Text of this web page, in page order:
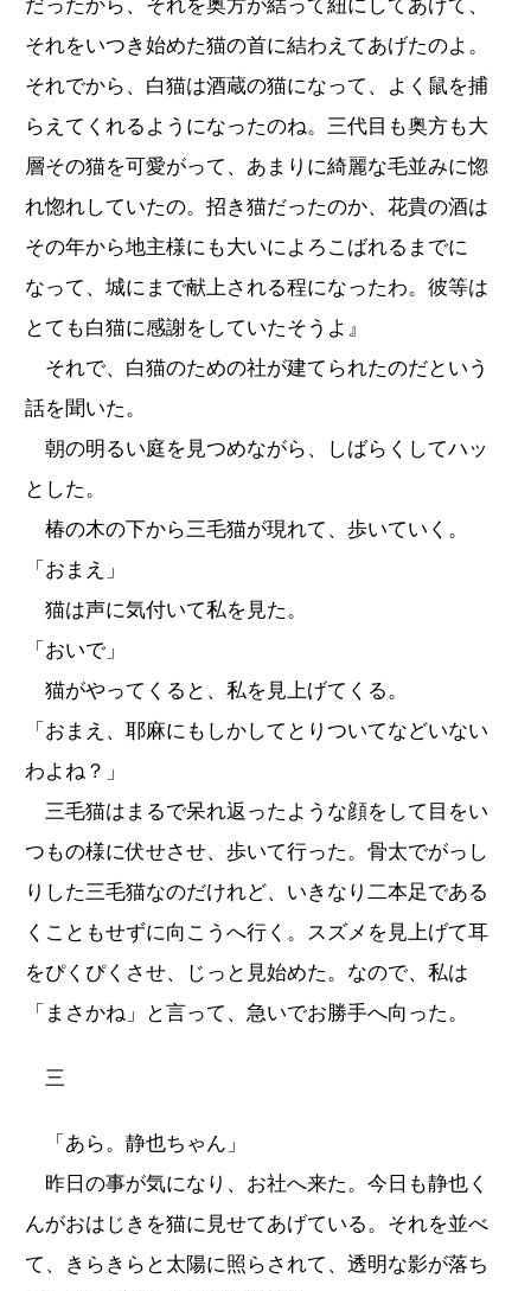
だったから、それを奥方が結って紐にしてあげて、
それをいつき始めた猫の首に結わえてあげたのよ。
それでから、白猫は酒蔵の猫になって、よく鼠を捕
らえてくれるようになったのね。三代目も奥方も大
層その猫を可愛がって、あまりに綺麗な毛並みに惚
れ惚れしていたの。招き猫だったのか、花貴の酒は
その年から地主様にも大いによろこばれるまでに
なって、城にまで献上される程になったわ。彼等は
とても白猫に感謝をしていたそうよ』
それで、白猫のための社が建てられたのだという
話を聞いた。
朝の明るい庭を見つめながら、しばらくしてハッ
とした。
椿の木の下から三毛猫が現れて、歩いていく。
「おまえ」
猫は声に気付いて私を見た。
「おいで」
猫がやってくると、私を見上げてくる。
「おまえ、耶麻にもしかしてとりついてなどいない
わよね？」
三毛猫はまるで呆れ返ったような顔をして目をい
つもの様に伏せさせ、歩いて行った。骨太でがっし
りした三毛猫なのだけれど、いきなり二本足である
くこともせずに向こうへ行く。スズメを見上げて耳
をぴくぴくさせ、じっと見始めた。なので、私は
「まさかね」と言って、急いでお勝手へ向った。
三
「あら。静也ちゃん」
昨日の事が気になり、お社へ来た。今日も静也く
んがおはじきを猫に見せてあげている。それを並べ
て、きらきらと太陽に照らされて、透明な影が落ち